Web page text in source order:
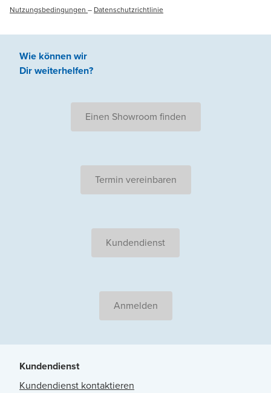
Nutzungsbedingungen – Datenschutzrichtlinie
Wie können wir
Dir weiterhelfen?
Einen Showroom finden
Termin vereinbaren
Kundendienst
Anmelden
Kundendienst
Kundendienst kontaktieren